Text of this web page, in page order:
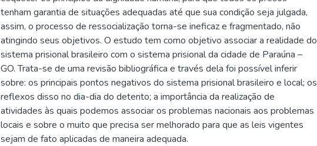
tenham garantia de situações adequadas até que sua condição seja julgada,
assim, o processo de ressocialização torna-se ineficaz e fragmentado, não
atingindo seus objetivos. O estudo tem como objetivo associar a realidade do
sistema prisional brasileiro com o sistema prisional da cidade de Paraúna –
GO. Trata-se de uma revisão bibliográfica e través dela foi possível inferir
sobre: os principais pontos negativos do sistema prisional brasileiro e local; os
reflexos disso no dia-dia do detento; a importância da realização de
atividades às quais podemos associar os problemas nacionais aos problemas
locais e sobre o muito que precisa ser melhorado para que as leis vigentes
sejam de fato aplicadas de maneira adequada.